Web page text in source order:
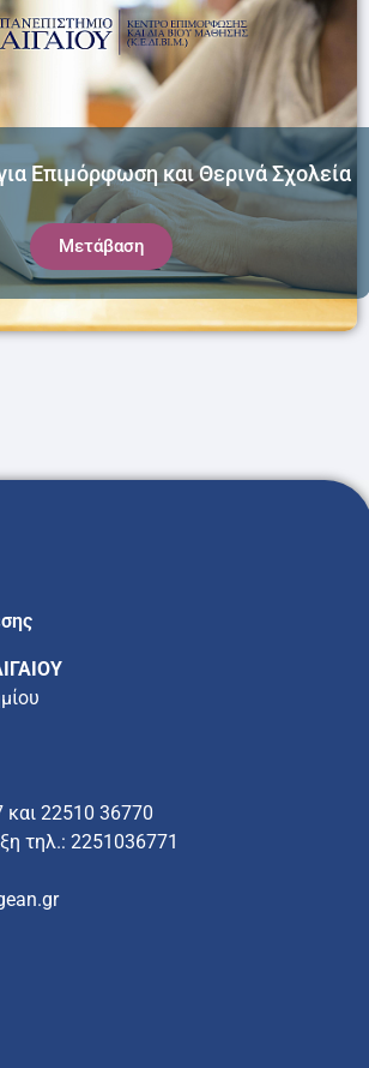
Επιμόρφωση και Θερινά Σχολεία
Μετάβαση
22510 36770
τηλ.: 2251036771